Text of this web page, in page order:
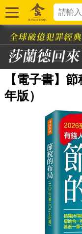
【電子書】
年版）